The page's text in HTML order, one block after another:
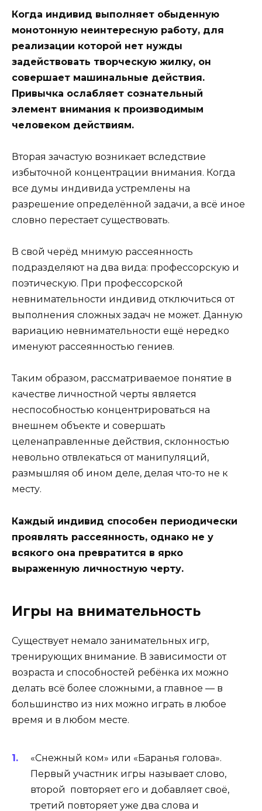
Когда индивид выполняет обыденную
монотонную неинтересную работу, для
реализации которой нет нужды
задействовать творческую жилку, он
совершает машинальные действия.
Привычка ослабляет сознательный
элемент внимания к производимым
человеком действиям.
Вторая зачастую возникает вследствие
избыточной концентрации внимания. Когда
все думы индивида устремлены на
разрешение определённой задачи, а всё иное
словно перестает существовать.
В свой черёд мнимую рассеянность
подразделяют на два вида: профессорскую и
поэтическую. При профессорской
невнимательности индивид отключиться от
выполнения сложных задач не может. Данную
вариацию невнимательности ещё нередко
именуют рассеянностью гениев.
Таким образом, рассматриваемое понятие в
качестве личностной черты является
неспособностью концентрироваться на
внешнем объекте и совершать
целенаправленные действия, склонностью
невольно отвлекаться от манипуляций,
размышляя об ином деле, делая что-то не к
месту.
Каждый индивид способен периодически
проявлять рассеянность, однако не у
всякого она превратится в ярко
выраженную личностную черту.
Игры на внимательность
Существует немало занимательных игр,
тренирующих внимание. В зависимости от
возраста и способностей ребёнка их можно
делать всё более сложными, а главное — в
большинство из них можно играть в любое
время и в любом месте.
«Снежный ком» или «Баранья голова».
Первый участник игры называет слово,
второй повторяет его и добавляет своё,
третий повторяет уже два слова и